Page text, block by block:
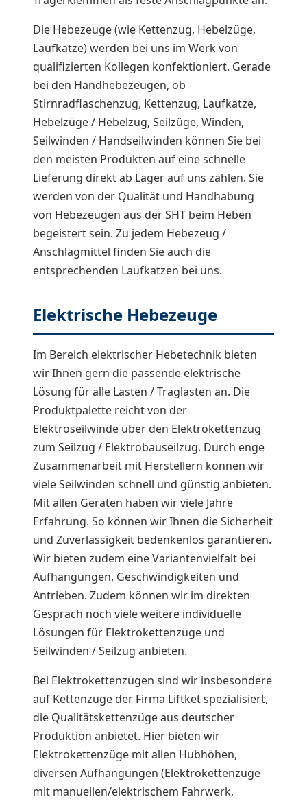
Die Hebezeuge (wie Kettenzug, Hebelzüge,
Laufkatze) werden bei uns im Werk von
qualifizierten Kollegen konfektioniert. Gerade
bei den Handhebezeugen, ob
Stirnradflaschenzug, Kettenzug, Laufkatze,
Hebelzüge / Hebelzug, Seilzüge, Winden,
Seilwinden / Handseilwinden können Sie bei
den meisten Produkten auf eine schnelle
Lieferung direkt ab Lager auf uns zählen. Sie
werden von der Qualität und Handhabung
von Hebezeugen aus der SHT beim Heben
begeistert sein. Zu jedem Hebezeug /
Anschlagmittel finden Sie auch die
entsprechenden Laufkatzen bei uns.
Elektrische Hebezeuge
Im Bereich elektrischer Hebetechnik bieten
wir Ihnen gern die passende elektrische
Lösung für alle Lasten / Traglasten an. Die
Produktpalette reicht von der
Elektroseilwinde über den Elektrokettenzug
zum Seilzug / Elektrobauseilzug. Durch enge
Zusammenarbeit mit Herstellern können wir
viele Seilwinden schnell und günstig anbieten.
Mit allen Geräten haben wir viele Jahre
Erfahrung. So können wir Ihnen die Sicherheit
und Zuverlässigkeit bedenkenlos garantieren.
Wir bieten zudem eine Variantenvielfalt bei
Aufhängungen, Geschwindigkeiten und
Antrieben. Zudem können wir im direkten
Gespräch noch viele weitere individuelle
Lösungen für Elektrokettenzüge und
Seilwinden / Seilzug anbieten.
Bei Elektrokettenzügen sind wir insbesondere
auf Kettenzüge der Firma Liftket spezialisiert,
die Qualitätskettenzüge aus deutscher
Produktion anbietet. Hier bieten wir
Elektrokettenzüge mit allen Hubhöhen,
diversen Aufhängungen (Elektrokettenzüge
mit manuellen/elektrischem Fahrwerk,